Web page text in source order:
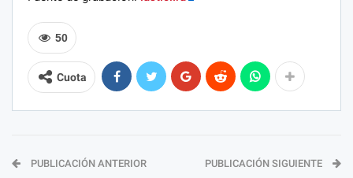
50
Cuota
PUBLICACIÓN ANTERIOR PUBLICACIÓN SIGUIENTE